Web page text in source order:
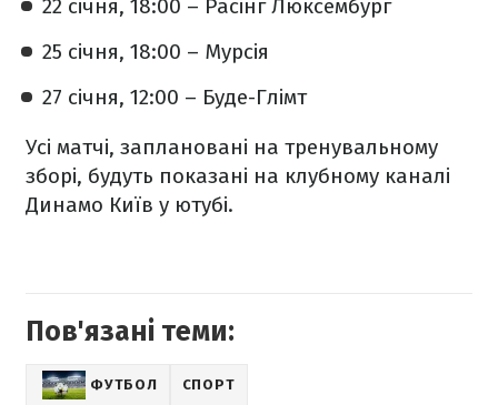
22 січня, 18:00 – Расінг Люксембург
25 січня, 18:00 – Мурсія
27 січня, 12:00 – Буде-Глімт
Усі матчі, заплановані на тренувальному
зборі, будуть показані на клубному каналі
Динамо Київ у ютубі.
Пов'язані теми:
ФУТБОЛ СПОРТ